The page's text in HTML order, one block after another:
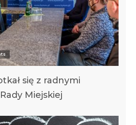
się z radnymi
Miejskiej